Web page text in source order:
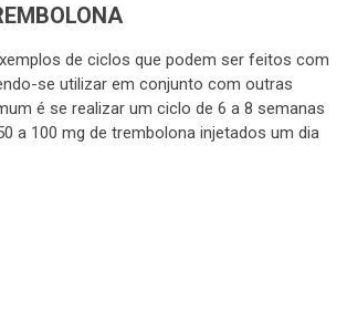
de ciclos que podem ser feitos com
se utilizar em conjunto com outras
é se realizar um ciclo de 6 a 8 semanas
a 100 mg de trembolona injetados um dia